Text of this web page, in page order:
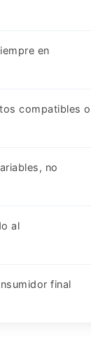
en
compatibles o
no
al
final